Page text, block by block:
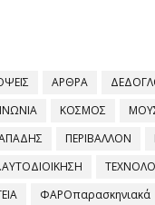
ΑΡΘΡΑ
ΚΟΣΜΟΣ
ΠΕΡΙΒΑΛΛΟΝ
ΦΑΡΟπαρασκηνιακά